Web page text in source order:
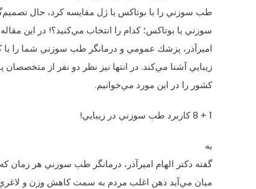
طب سوزني را با بوتاكس يا ژل مقايسه كرد، حال
سوزني يا بوتاكس؛ كدام را انتخاب مي‌كنيد؟! در اين مقاله
اميرآذر، پزشك عمومي و درمانگر طب سوزني شما را با
زيبايي آشنا مي‌كند. در انتها نيز نظر دو نفر از
كشور را در اين مورد مي‌خوانيم.
1 + 8 كاربرد طب سوزني در زيبايي!
به
گفته دكتر الهام اميرآذر، درمانگر طب سوزني هر زمان
ميان مي‌آيد ذهن اغلب مردم به سمت كاهش وزن و